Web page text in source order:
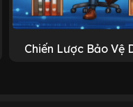
Chiến Lược Bảo Vệ